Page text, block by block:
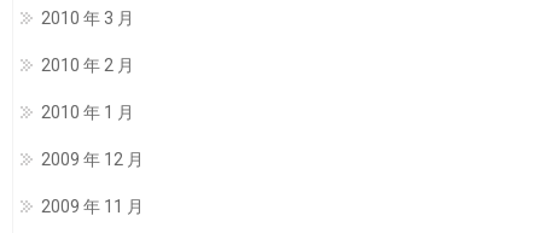
2010 年 3 月
2010 年 2 月
2010 年 1 月
2009 年 12 月
2009 年 11 月